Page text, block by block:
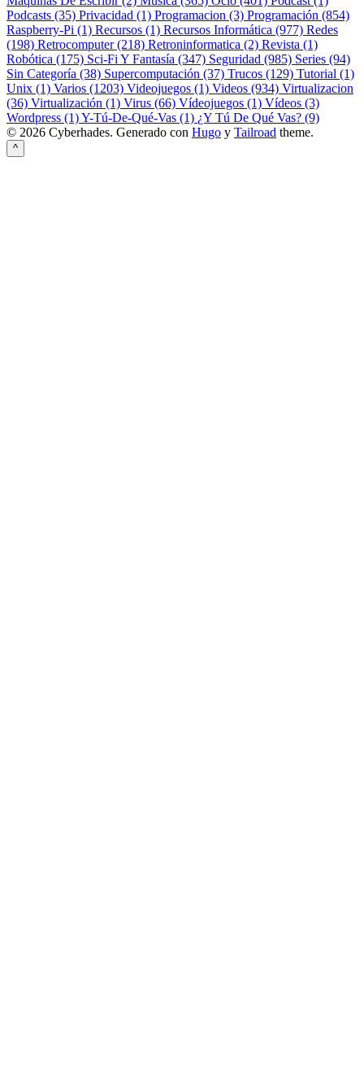
Podcasts (35) Privacidad (1) Programacion (3) Programación (854)
Raspberry-Pi (1) Recursos (1) Recursos Informática (977) Redes
(198) Retrocomputer (218) Retroninformatica (2) Revista (1)
Robótica (175) Sci-Fi Y Fantasía (347) Seguridad (985) Series (94)
Sin Categoría (38) Supercomputación (37) Trucos (129) Tutorial (1)
Unix (1) Varios (1203) Videojuegos (1) Videos (934) Virtualizacion
(36) Virtualización (1) Virus (66) Vídeojuegos (1) Vídeos (3)
Wordpress (1)Y-Tú-De-Qué-Vas (1) ¿Y Tú De Qué Vas? (9)
© 2026 Cyberhades. Generado con Hugo y Tailroad theme.
^